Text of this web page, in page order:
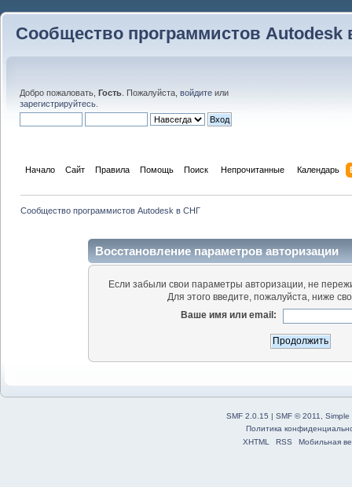
Сообщество программистов Autodesk
Добро пожаловать, Гость . Пожалуйста, войдите или
зарегистрируйтесь
Начало Сайт Правила Помощь Поиск Непрочитанные Календарь
Сообщество программистов Autodesk в СНГ
Восстановление параметров авторизации
Если забыли свои параметры авторизации, не
Для этого введите, пожалуйста, ниже
Ваше имя или email:
SMF 2.0.15 | SMF © 2011
Simple
Политика
XHTML
RSS Мобильная